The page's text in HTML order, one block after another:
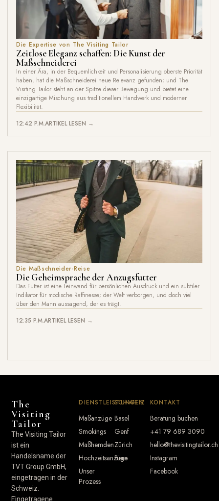
Die Expertise von The Visiting Tailor
Zeitlose Eleganz schaffen: Die Kunst der
Maßschneiderei
In einer Ära, in der Bequemlichkeit und Personalisierung oberste Priorität
haben, hat die Maßschneiderei neue Relevanz gefunden; und The
Visiting Tailor steht an der Spitze dieser Bewegung und bietet eine
einzigartige Mischung aus traditionellem Handwerk und moderner
Flexibilität.
12:42 P.M.ARTIKEL LESEN →
Die Maßschneider-Reise
Die Geheimsprache der Anzugsfutter
Das Futter ist eine Leinwand für persönlichen Ausdruck und ein subtiler
Indikator für modische Raffinesse; der Welt verborgen, und doch viel
über den Mann aussagend, der es trägt.
12:35 P.M.ARTIKEL LESEN →
The
Visiting
Tailor
The Visiting Tailor
ist ein
Handelsname der
TVT Group GmbH,
eingetragen in der
Schweiz.
Eingetragene
DIENSTLEISTUNGEN
Maßanzüge
Smokings
Maßhemden
Hochzeitsanzüge
Unser
Prozess
SCHWEIZ
Basel
Genf
Zürich
Bern
KONTAKT
Beratung buchen
+41 79 689 3090
hello@thevisitingtailor.ch
Instagram
Facebook